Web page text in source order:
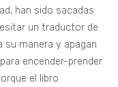
han sido sacadas
un traductor de
su manera y apagan
encender-prender
el libro